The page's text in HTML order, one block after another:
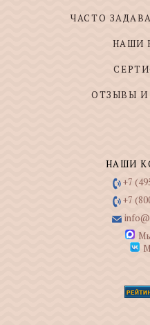
ЧАСТО
НАШИ
ОТЗЫВЫ И
НАШИ
+7
+7